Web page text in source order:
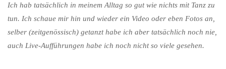
Ich hab tatsächlich in meinem Alltag so gut wie nichts mit Tanz zu
tun. Ich schaue mir hin und wieder ein Video oder eben Fotos an,
selber (zeitgenössisch) getanzt habe ich aber tatsächlich noch nie,
auch Live-Aufführungen habe ich noch nicht so viele gesehen.